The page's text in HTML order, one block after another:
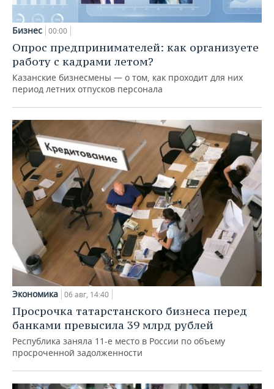
Бизнес 00:00
Опрос предпринимателей: как организуете
работу с кадрами летом?
Казанские бизнесмены — о том, как проходит для них
период летних отпусков персонала
Экономика 06 авг, 14:40
Просрочка татарстанского бизнеса перед
банками превысила 39 млрд рублей
Республика заняла 11-е место в России по объему
просроченной задолженности